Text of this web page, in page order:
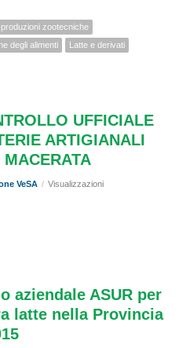
zootecniche
degli alimenti Latte e derivati
UFFICIALE
ARTIGIANALI
VeSA / Visualizzazioni
aziendale ASUR per
latte nella Provincia